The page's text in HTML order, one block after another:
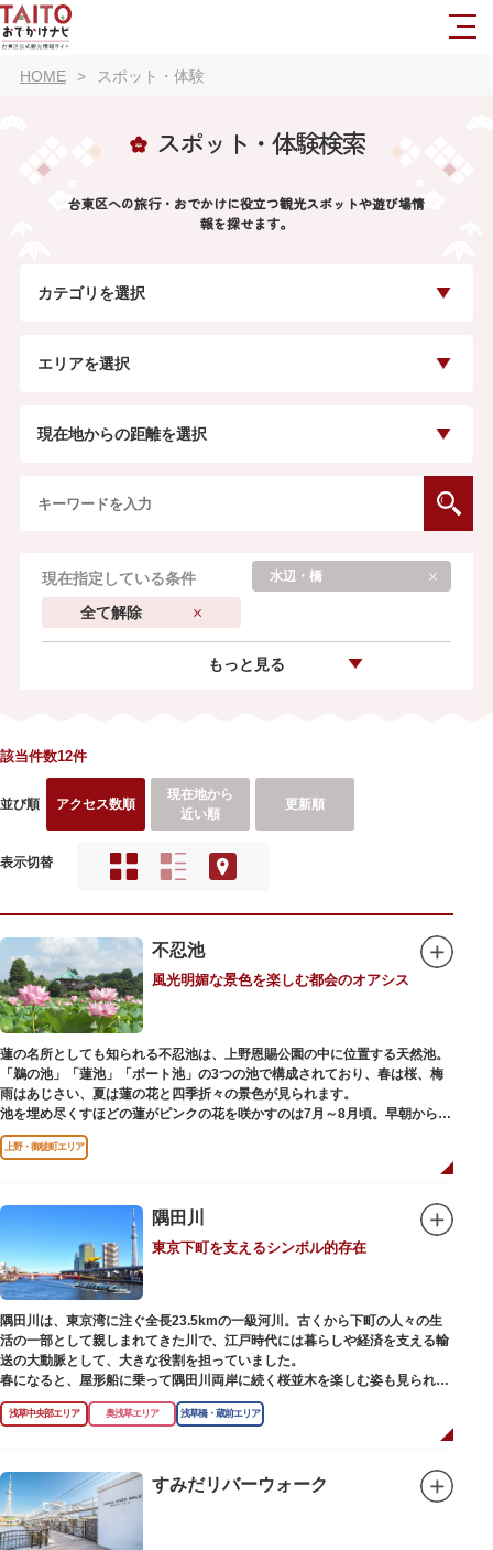
HOME スポット・体験
スポット・体験検索
台東区への旅行・おでかけに役立つ観光スポットや遊び場情
報を探せます。
カテゴリを選択
エリアを選択
現在地からの距離を選択
現在指定している条件 水辺・橋
全て解除
もっと見る
該当件数12件
並び順 アクセス数順
現在地から
近い順
更新順
表示切替
不忍池
風光明媚な景色を楽しむ都会のオアシス
蓮の名所としても知られる不忍池は、上野恩賜公園の中に位置する天然池。
「鵜の池」「蓮池」「ボート池」の3つの池で構成されており、春は桜、梅
雨はあじさい、夏は蓮の花と四季折々の景色が見られます。
池を埋め尽くすほどの蓮がピンクの花を咲かすのは7月～8月頃。早朝から午
前のみ開花するので、シーズン中は多くの観光客が朝早くから池を訪れま
す。綺麗な蓮の花を近くから観察できるデッキを散歩しながら朝の不忍池を
から池を眺めれば、新しい発見ができるかもしれません。また、「鵜の池」
にはマガモ・オナガガモなどたくさんの鴨や渡り鳥が訪れます。大都会の中
でバードウォッチングができる珍しいスポットです。
ファミリーで、カップルで、または一人でゆったりと、思い思いの時間をお
過ごしください。
上野・御徒町エリア
隅田川
東京下町を支えるシンボル的存在
隅田川は、東京湾に注ぐ全長23.5kmの一級河川。古くから下町の人々の生
活の一部として親しまれてきた川で、江戸時代には暮らしや経済を支える輸
送の大動脈として、大きな役割を担っていました。
春になると、屋形船に乗って隅田川両岸に続く桜並木を楽しむ姿も見られ、
東京スカイツリーとのコラボレーションも、まさに絵になる光景です。ま
た、毎年7月の最終土曜日に開催される「隅田川花火大会」は、東京の夏の
川沿いには「隅田川テラス」と呼ばれる遊歩道も整備されています。心地よ
い風に吹かれながら、緑化が施された遊歩道で散歩やジョギングを楽しんだ
後は、オープンカフェでほっと一息つくのもおすすめです。
隅田川にかかる橋々も、それぞれ特徴的な形をしていて見応えは抜群。せっ
浅草中央部エリア 奥浅草エリア 浅草橋・蔵前エリア
すみだリバーウォーク